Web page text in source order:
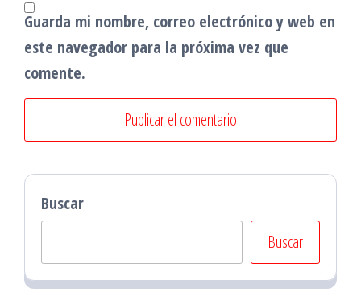
Guarda mi nombre, correo electrónico y web en
este navegador para la próxima vez que
comente.
Buscar
Buscar